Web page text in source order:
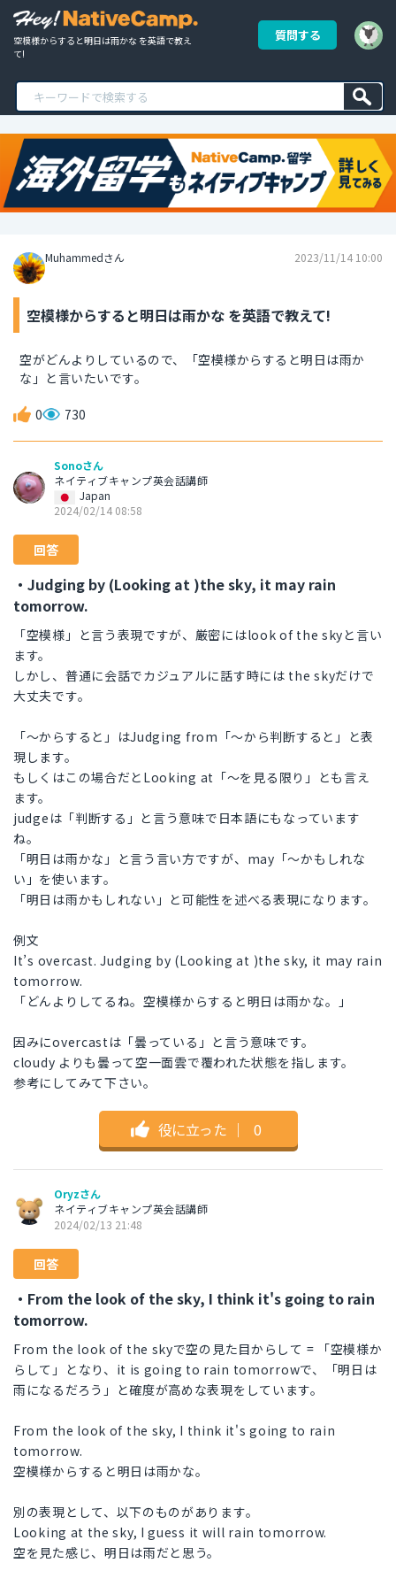
空模様からすると明日は雨かな を英語で教え
て!
質問する
Muhammedさん 2023/11/14 10:00
空模様からすると明日は雨かな を英語で教えて!
空がどんよりしているので、「空模様からすると明日は雨か
な」と言いたいです。
0 730
Sonoさん
ネイティブキャンプ英会話講師
Japan
2024/02/14 08:58
回答
・Judging by (Looking at )the sky, it may rain
tomorrow.
「空模様」と言う表現ですが、厳密にはlook of the skyと言い
ます。
しかし、普通に会話でカジュアルに話す時には the skyだけで
大丈夫です。
「〜からすると」はJudging from「〜から判断すると」と表
現します。
もしくはこの場合だとLooking at「〜を見る限り」とも言え
ます。
judgeは「判断する」と言う意味で日本語にもなっています
ね。
「明日は雨かな」と言う言い方ですが、may「〜かもしれな
い」を使います。
「明日は雨かもしれない」と可能性を述べる表現になります。
例文
It’s overcast. Judging by (Looking at )the sky, it may rain
tomorrow.
「どんよりしてるね。空模様からすると明日は雨かな。」
因みにovercastは「曇っている」と言う意味です。
cloudy よりも曇って空一面雲で覆われた状態を指します。
参考にしてみて下さい。
役に立った ｜ 0
Oryzさん
ネイティブキャンプ英会話講師
2024/02/13 21:48
回答
・From the look of the sky, I think it's going to rain
tomorrow.
From the look of the skyで空の見た目からして = 「空模様か
らして」となり、it is going to rain tomorrowで、「明日は
雨になるだろう」と確度が高めな表現をしています。
From the look of the sky, I think it's going to rain
tomorrow.
空模様からすると明日は雨かな。
別の表現として、以下のものがあります。
Looking at the sky, I guess it will rain tomorrow.
空を見た感じ、明日は雨だと思う。